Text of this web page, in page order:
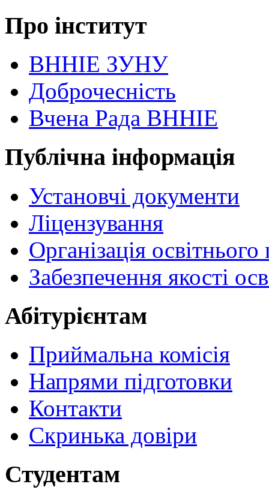
Про інститут
ВННІЕ ЗУНУ
Доброчесність
Вчена Рада ВННІЕ
Публічна інформація
Установчі документи
Ліцензування
Організація
Забезпечення якості
Абітурієнтам
Приймальна комісія
Напрями підготовки
Контакти
Скринька довіри
Студентам